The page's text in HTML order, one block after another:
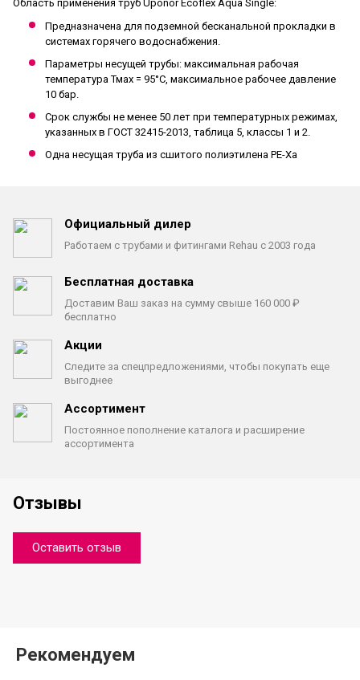
Область применения труб Uponor Ecoflex Aqua Single:
Предназначена для подземной бесканальной прокладки в
системах горячего водоснабжения.
Параметры несущей трубы: максимальная рабочая
температура Тмах = 95°С, максимальное рабочее давление
10 бар.
Срок службы не менее 50 лет при температурных режимах,
указанных в ГОСТ 32415-2013, таблица 5, классы 1 и 2.
Одна несущая труба из сшитого полиэтилена PE-Xa
Официальный дилер
Работаем с трубами и фитингами Rehau с 2003 года
Бесплатная доставка
Доставим Ваш заказ на сумму свыше 160 000 ₽
бесплатно
Акции
Следите за спецпредложениями, чтобы покупать еще
выгоднее
Ассортимент
Постоянное пополнение каталога и расширение
ассортимента
Отзывы
Оставить отзыв
Рекомендуем